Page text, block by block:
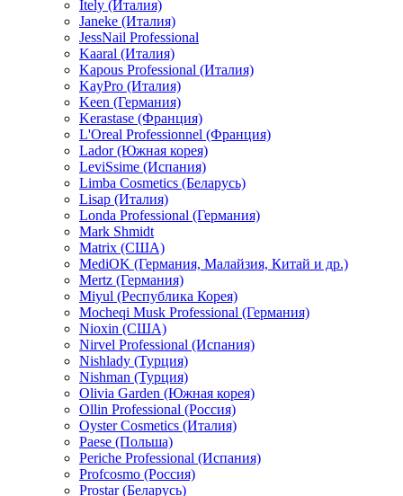
Itely (Италия)
Janeke (Италия)
JessNail Professional
Kaaral (Италия)
Kapous Professional (Италия)
KayPro (Италия)
Keen (Германия)
Kerastase (Франция)
L'Oreal Professionnel (Франция)
Lador (Южная корея)
LeviSsime (Испания)
Limba Cosmetics (Беларусь)
Lisap (Италия)
Londa Professional (Германия)
Mark Shmidt
Matrix (США)
MediOK (Германия, Малайзия, Китай и др.)
Mertz (Германия)
Miyul (Республика Корея)
Mocheqi Musk Professional (Германия)
Nioxin (США)
Nirvel Professional (Испания)
Nishlady (Турция)
Nishman (Турция)
Olivia Garden (Южная корея)
Ollin Professional (Россия)
Oyster Cosmetics (Италия)
Paese (Польша)
Periche Professional (Испания)
Profcosmo (Россия)
Prostar (Беларусь)